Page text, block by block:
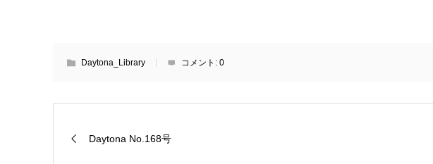
Daytona_Library コメント: 0
Daytona No.168号